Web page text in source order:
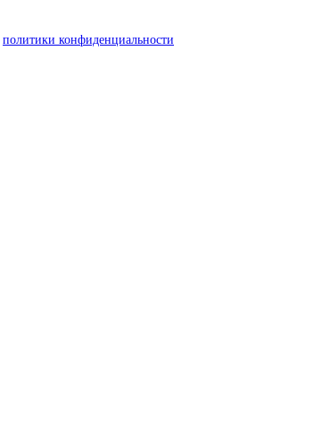
политики конфиденциальности